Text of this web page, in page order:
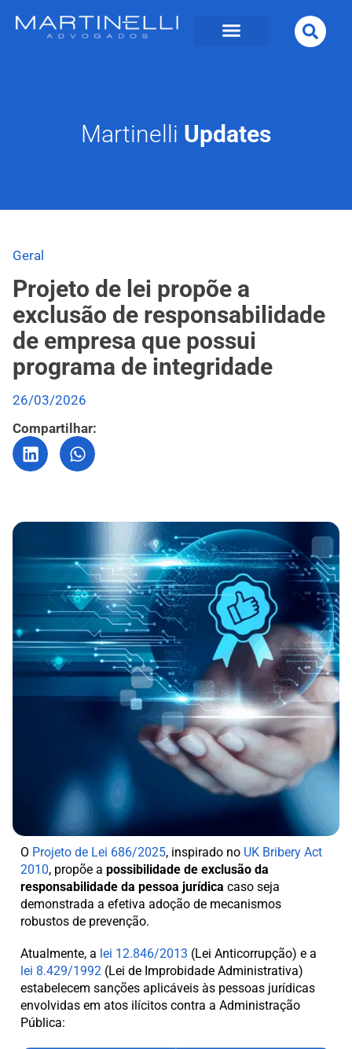
Martinelli Updates
Geral
Projeto de lei propõe a
exclusão de responsabilidade
de empresa que possui
programa de integridade
26/03/2026
Compartilhar:
O Projeto de Lei 686/2025, inspirado no UK Bribery Act
2010, propõe a possibilidade de exclusão da
responsabilidade da pessoa jurídica caso seja
demonstrada a efetiva adoção de mecanismos
robustos de prevenção.
Atualmente, a lei 12.846/2013 (Lei Anticorrupção) e a
lei 8.429/1992 (Lei de Improbidade Administrativa)
estabelecem sanções aplicáveis às pessoas jurídicas
envolvidas em atos ilícitos contra a Administração
Pública: